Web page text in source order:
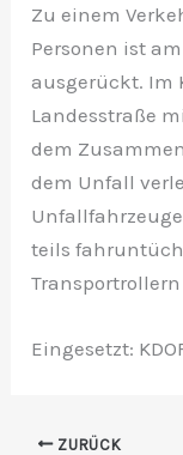
Zu einem
Personen ist
ausgerückt. Im
Landesstraße
dem
dem Unfall
teils
Eingesetzt:
ZURÜCK